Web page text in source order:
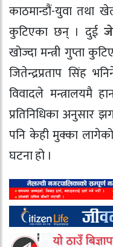
काठमान्डौं-युवा
कुटिएका छन् । दुई
खोज्दा मन्त्री गुप्ता
जितेन्द्रप्रताप सिंह
विवादले मन्त्रालयमै
प्रतिनिधिका अनुसार
पनि केही मुक्का
घटना हो ।